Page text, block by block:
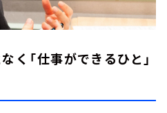
く「仕事ができるひと」